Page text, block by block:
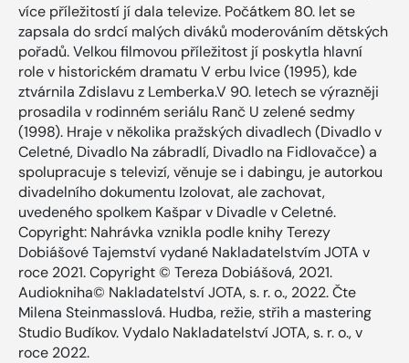
více příležitostí jí dala televize. Počátkem 80. let se
zapsala do srdcí malých diváků moderováním dětských
pořadů. Velkou filmovou příležitost jí poskytla hlavní
role v historickém dramatu V erbu lvice (1995), kde
ztvárnila Zdislavu z Lemberka.V 90. letech se výrazněji
prosadila v rodinném seriálu Ranč U zelené sedmy
(1998). Hraje v několika pražských divadlech (Divadlo v
Celetné, Divadlo Na zábradlí, Divadlo na Fidlovačce) a
spolupracuje s televizí, věnuje se i dabingu, je autorkou
divadelního dokumentu Izolovat, ale zachovat,
uvedeného spolkem Kašpar v Divadle v Celetné.
Copyright: Nahrávka vznikla podle knihy Terezy
Dobiášové Tajemství vydané Nakladatelstvím JOTA v
roce 2021. Copyright © Tereza Dobiášová, 2021.
Audiokniha© Nakladatelství JOTA, s. r. o., 2022. Čte
Milena Steinmasslová. Hudba, režie, střih a mastering
Studio Budíkov. Vydalo Nakladatelství JOTA, s. r. o., v
roce 2022.